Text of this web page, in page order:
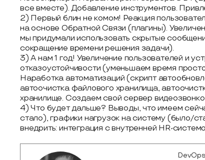
все вместе). Добавление инструментов.
2) Первый блин не комом! Реакция
на основе Обратной Связи (плагины).
мы придумали использовать скрытые
сокращение времени решения задачи).
3) А нам 1 год! Увеличение пользователей и
отказоустойчивости (уменьшаем время
Наработка автоматизаций (скрипт
автоочистка файлового хранилища,
хранилище. Создаем свой сервер
4) Что будет дальше? Выводы, что имеем
стало), графики нагрузок на систему (было/
внедрить: интеграция с внутренней HR-